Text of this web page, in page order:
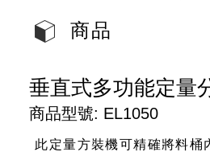
商品
垂直式多功能定量
商品型號: EL1050
此定量方裝機可精確將料桶